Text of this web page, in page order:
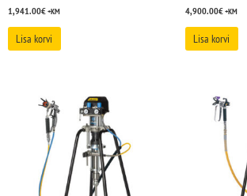
1,941.00€+KM
Lisa korvi
4,900.00€+KM
Lisa korvi